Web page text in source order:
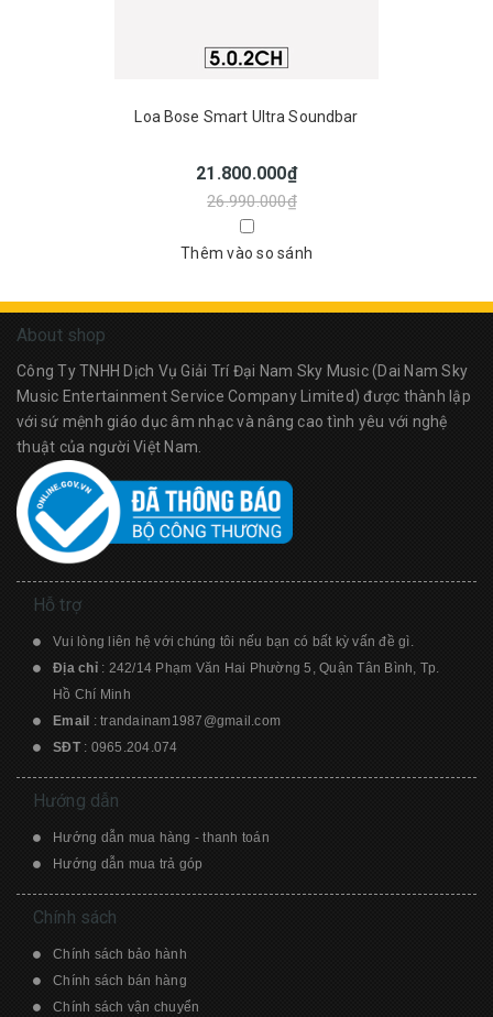
Loa Bose Smart Ultra Soundbar
21.800.000₫
26.990.000₫
Thêm vào so sánh
About shop
Công Ty TNHH Dịch Vụ Giải Trí Đại Nam Sky Music (Dai Nam Sky
Music Entertainment Service Company Limited) được thành lập
với sứ mệnh giáo dục âm nhạc và nâng cao tình yêu với nghệ
thuật của người Việt Nam.
Hỗ trợ
Vui lòng liên hệ với chúng tôi nếu bạn có bất kỳ vấn đề gì.
Địa chỉ : 242/14 Phạm Văn Hai Phường 5, Quận Tân Bình, Tp.
Hồ Chí Minh
Email : trandainam1987@gmail.com
SĐT : 0965.204.074
Hướng dẫn
Hướng dẫn mua hàng - thanh toán
Hướng dẫn mua trả góp
Chính sách
Chính sách bảo hành
Chính sách bán hàng
Chính sách vận chuyển